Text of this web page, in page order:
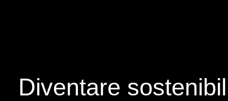
Diventare